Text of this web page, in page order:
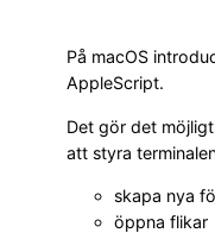
På macOS
AppleScript.
Det gör det
att styra
skapa nya
öppna flikar